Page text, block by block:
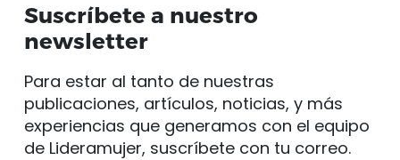
Suscríbete a nuestro
newsletter
Para estar al tanto de nuestras
publicaciones, artículos, noticias, y más
experiencias que generamos con el equipo
de Lideramujer, suscríbete con tu correo.